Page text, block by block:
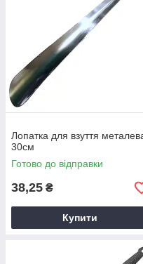
Лопатка для взуття
30см
Готово до відправки
38,25 ₴
Купити